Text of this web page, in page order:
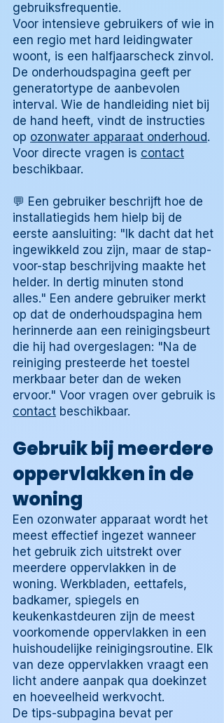
gebruiksfrequentie.
Voor intensieve gebruikers of wie in
een regio met hard leidingwater
woont, is een halfjaarscheck zinvol.
De onderhoudspagina geeft per
generatortype de aanbevolen
interval. Wie de handleiding niet bij
de hand heeft, vindt de instructies
op ozonwater apparaat onderhoud.
Voor directe vragen is contact
beschikbaar.
💬 Een gebruiker beschrijft hoe de
installatiegids hem hielp bij de
eerste aansluiting: "Ik dacht dat het
ingewikkeld zou zijn, maar de stap-
voor-stap beschrijving maakte het
helder. In dertig minuten stond
alles." Een andere gebruiker merkt
op dat de onderhoudspagina hem
herinnerde aan een reinigingsbeurt
die hij had overgeslagen: "Na de
reiniging presteerde het toestel
merkbaar beter dan de weken
ervoor." Voor vragen over gebruik is
contact beschikbaar.
Gebruik bij meerdere
oppervlakken in de
woning
Een ozonwater apparaat wordt het
meest effectief ingezet wanneer
het gebruik zich uitstrekt over
meerdere oppervlakken in de
woning. Werkbladen, eettafels,
badkamer, spiegels en
keukenkastdeuren zijn de meest
voorkomende oppervlakken in een
huishoudelijke reinigingsroutine. Elk
van deze oppervlakken vraagt een
licht andere aanpak qua doekinzet
en hoeveelheid werkvocht.
De tips-subpagina bevat per